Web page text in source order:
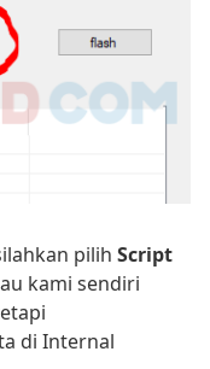
pilih Script
kami sendiri
di Internal